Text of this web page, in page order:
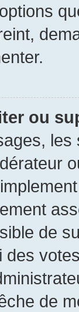
ou
de
des
de